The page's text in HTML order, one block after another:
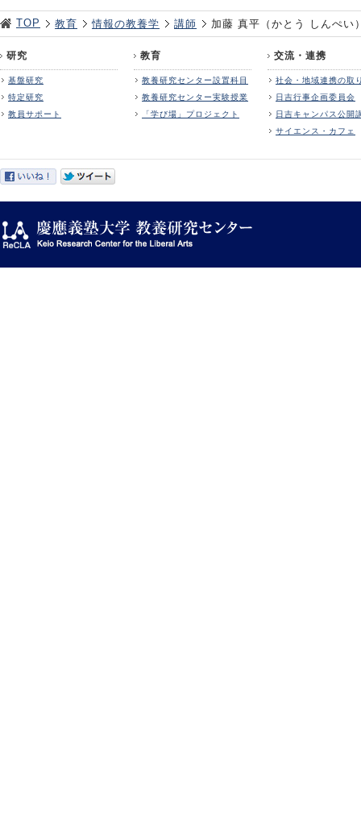
TOP 教育 情報の教養学 講師 加藤 真平（かとう しんぺい
研究
基盤研究
特定研究
教員サポート
教育
教養研究センター設置科目
教養研究センター実験授業
「学び場」プロジェクト
交流・連携
社会・地域連携の取
日吉行事企画委員会
日吉キャンパス公開
サイエンス・カフェ